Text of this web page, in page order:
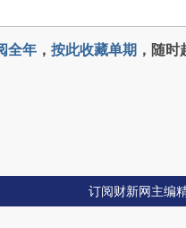
全年 ， 按此收藏单期 ，随
订阅财新网主编